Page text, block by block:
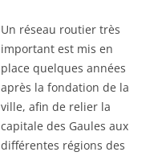
Un réseau routier très
important est mis en
place quelques années
après la fondation de la
ville, afin de relier la
capitale des Gaules aux
différentes régions des